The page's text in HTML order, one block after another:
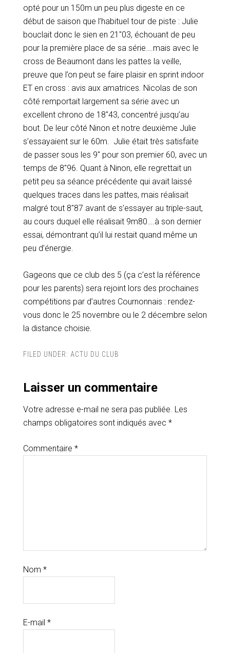
opté pour un 150m un peu plus digeste en ce
début de saison que l’habituel tour de piste : Julie
bouclait donc le sien en 21″03, échouant de peu
pour la première place de sa série….mais avec le
cross de Beaumont dans les pattes la veille,
preuve que l’on peut se faire plaisir en sprint indoor
ET en cross : avis aux amatrices. Nicolas de son
côté remportait largement sa série avec un
excellent chrono de 18″43, concentré jusqu’au
bout. De leur côté Ninon et notre deuxième Julie
s’essayaient sur le 60m. Julie était très satisfaite
de passer sous les 9″ pour son premier 60, avec un
temps de 8″96. Quant à Ninon, elle regrettait un
petit peu sa séance précédente qui avait laissé
quelques traces dans les pattes, mais réalisait
malgré tout 8″87 avant de s’essayer au triple-saut,
au cours duquel elle réalisait 9m80….à son dernier
essai, démontrant qu’il lui restait quand même un
peu d’énergie.
Gageons que ce club des 5 (ça c’est la référence
pour les parents) sera rejoint lors des prochaines
compétitions par d’autres Cournonnais : rendez-
vous donc le 25 novembre ou le 2 décembre selon
la distance choisie.
FILED UNDER: ACTU DU CLUB
Laisser un commentaire
Votre adresse e-mail ne sera pas publiée. Les
champs obligatoires sont indiqués avec *
Commentaire *
Nom *
E-mail *